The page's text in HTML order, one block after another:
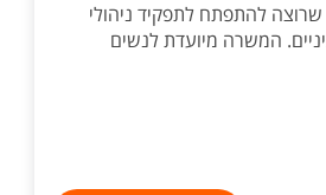
להתפתח לתפקיד ניהולי
המשרה מיועדת לנשים